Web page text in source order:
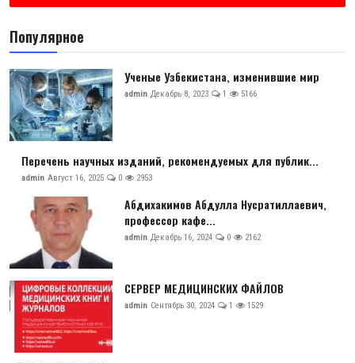
Популярное
Ученые Узбекистана, изменившие мир
admin Декабрь 8, 2023 1 5166
Перечень научных изданий, рекомендуемых для публик...
admin Август 16, 2025 0 2953
Абдихакимов Абдулла Нусратиллаевич,
профессор кафе...
admin Декабрь 16, 2024 0 2162
СЕРВЕР МЕДИЦИНСКИХ ФАЙЛОВ
admin Сентябрь 30, 2024 1 1529